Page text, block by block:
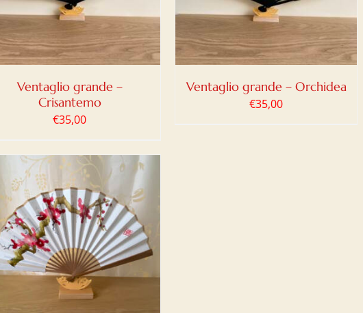
Ventaglio grande –
Crisantemo
€35,00
Ventaglio grande – Orchidea
€35,00